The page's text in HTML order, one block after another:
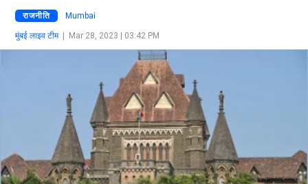
राजनीति Mumbai
मुंबई लाइव टीम| Mar 28, 2023 | 03:42 PM